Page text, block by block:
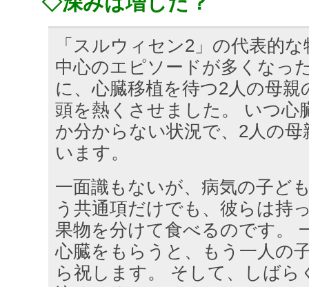
「スルウィセン2」の代表的
中心のエピソードが多くなっ
に、心臓移植を待つ2人の母
頭を熱くさせました。 いつ心
か分からない状況で、2人の
います。
一面識もないが、病気の子ど
う共通項だけでも、彼らは持
果物を分けて食べるのです。
心臓をもらうと、もう一人の
ら祝します。 そして、しばら